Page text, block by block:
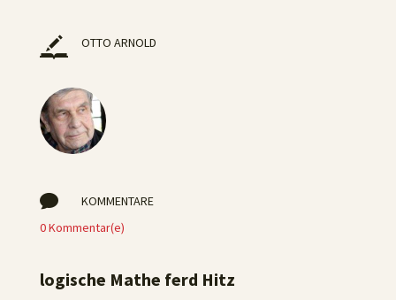
OTTO ARNOLD

KOMMENTARE
0 Kommentar(e)
logische Mathe ferd Hitz